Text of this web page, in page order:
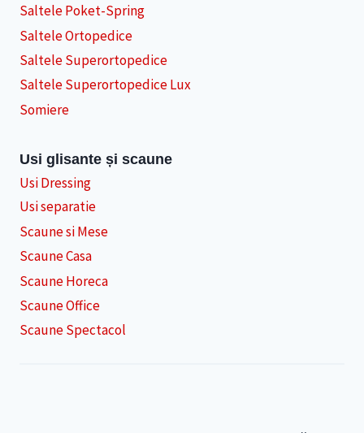
Saltele Poket-Spring
Saltele Ortopedice
Saltele Superortopedice
Saltele Superortopedice Lux
Somiere
Usi glisante și scaune
Usi Dressing
Usi separatie
Scaune si Mese
Scaune Casa
Scaune Horeca
Scaune Office
Scaune Spectacol